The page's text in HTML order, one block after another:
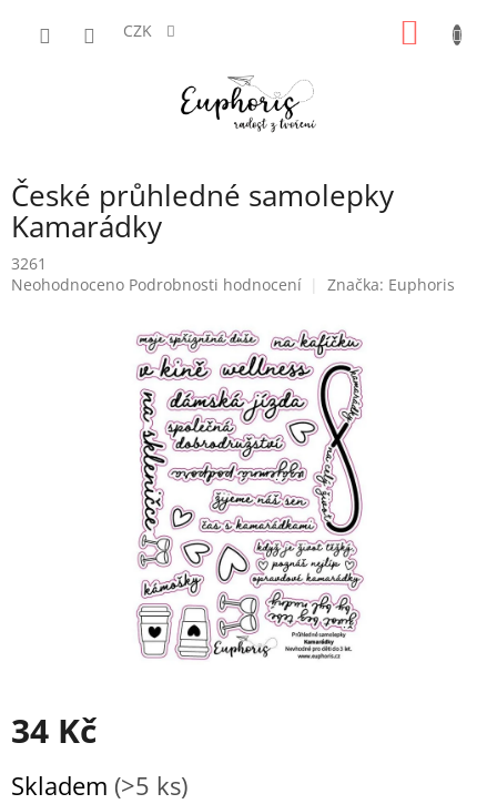
CZK
České průhledné samolepky
Kamarádky
3261
Průměrné
Neohodnoceno Podrobnosti hodnocení Značka: Euphoris
34 Kč
cena:
Skladem (>5 ks)